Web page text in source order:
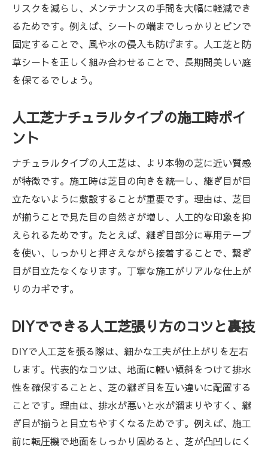
リスクを減らし、メンテナンスの手間を大幅に軽減でき
るためです。例えば、シートの端までしっかりとピンで
固定することで、風や水の侵入も防げます。人工芝と防
草シートを正しく組み合わせることで、長期間美しい庭
を保てるでしょう。
人工芝ナチュラルタイプの施工時ポイ
ント
ナチュラルタイプの人工芝は、より本物の芝に近い質感
が特徴です。施工時は芝目の向きを統一し、継ぎ目が目
立たないように敷設することが重要です。理由は、芝目
が揃うことで見た目の自然さが増し、人工的な印象を抑
えられるためです。たとえば、継ぎ目部分に専用テープ
を使い、しっかりと押さえながら接着することで、繋ぎ
目が目立たなくなります。丁寧な施工がリアルな仕上が
りのカギです。
DIYでできる人工芝張り方のコツと裏技
DIYで人工芝を張る際は、細かな工夫が仕上がりを左右
します。代表的なコツは、地面に軽い傾斜をつけて排水
性を確保することと、芝の継ぎ目を互い違いに配置する
ことです。理由は、排水が悪いと水が溜まりやすく、継
ぎ目が揃うと目立ちやすくなるためです。例えば、施工
前に転圧機で地面をしっかり固めると、芝が凸凹しにく